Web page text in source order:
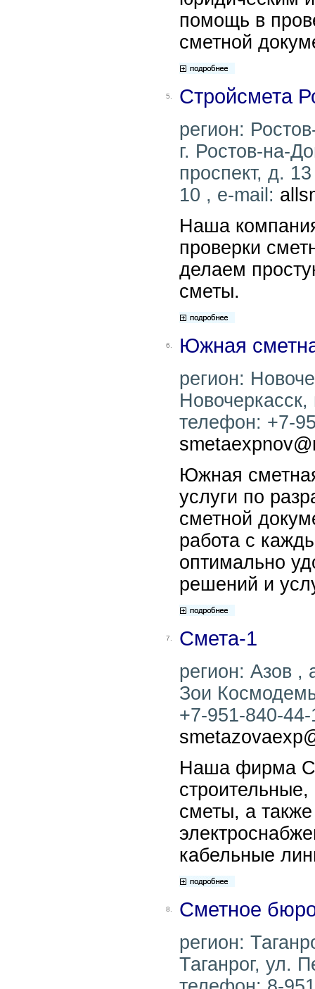
помощь в
сметной
5. Стройсмета
регион:
г. Ростов-на-
проспект, д.
10 , e-mail:
Наша
проверки
делаем
сметы.
6. Южная
регион:
телефон: +7-
Южная
услуги по
сметной
работа с
оптимально
решений и
7. Смета-1
регион: Азов ,
Зои
+7-951-840-
Наша фирма
сметы, а
кабельные
8. Сметное
регион:
Таганрог, ул.